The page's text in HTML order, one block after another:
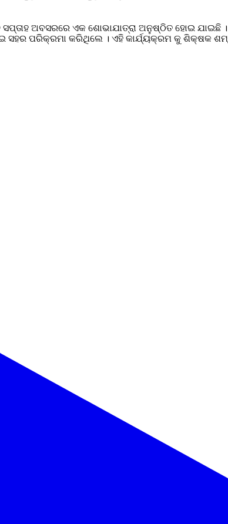
ଅବସରରେ ଏକ ଶୋଭାଯାତ୍ରା ଅନୁଷ୍ଠିତ ହୋଇ ଯାଇଛି
ସହର ପରିକ୍ରମା କରିଥିଲେ । ଏହି କାର୍ଯ୍ୟକ୍ରମ କୁ ଶିକ୍ଷକ